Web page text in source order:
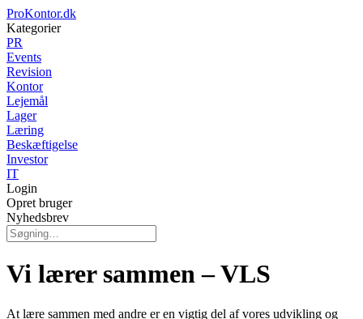
ProKontor.dk
Kategorier
PR
Events
Revision
Kontor
Lejemål
Lager
Læring
Beskæftigelse
Investor
IT
Login
Opret bruger
Nyhedsbrev
Vi lærer sammen – VLS
At lære sammen med andre er en vigtig del af vores udvikling og